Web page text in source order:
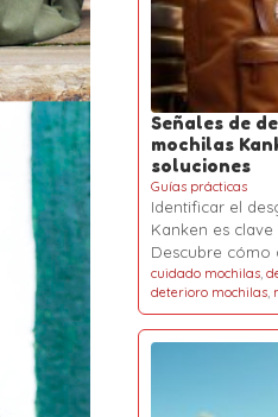
Señales de
mochilas
soluciones
Guías prácticas
Identificar el
Kanken es clave
Descubre cómo
cuidado mochilas,
deterioro mochilas,